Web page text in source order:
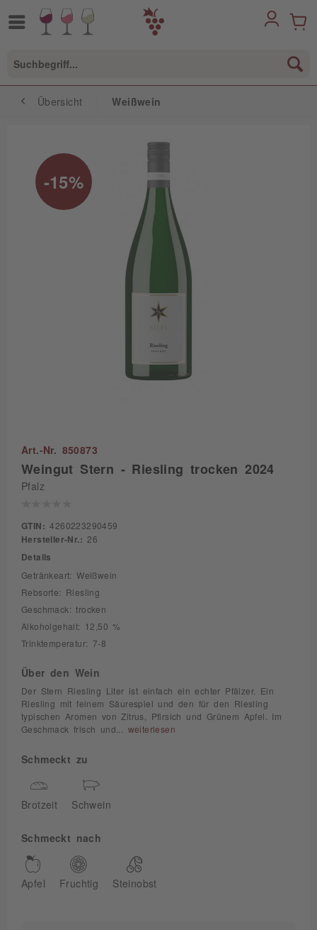
Übersicht Weißwein
-15%
Art.-Nr. 850873
Weingut Stern - Riesling trocken 2024
Pfalz
GTIN: 4260223290459
Hersteller-Nr.: 26
Details
Getränkeart: Weißwein
Rebsorte: Riesling
Geschmack: trocken
Alkoholgehalt: 12,50 %
Trinktemperatur: 7-8
Über den Wein
Der Stern Riesling Liter ist einfach ein echter Pfälzer. Ein
Riesling mit feinem Säurespiel und den für den Riesling
typischen Aromen von Zitrus, Pfirsich und Grünem Apfel. Im
Geschmack frisch und... weiterlesen
Schmeckt zu
Brotzeit Schwein
Schmeckt nach
Apfel Fruchtig Steinobst